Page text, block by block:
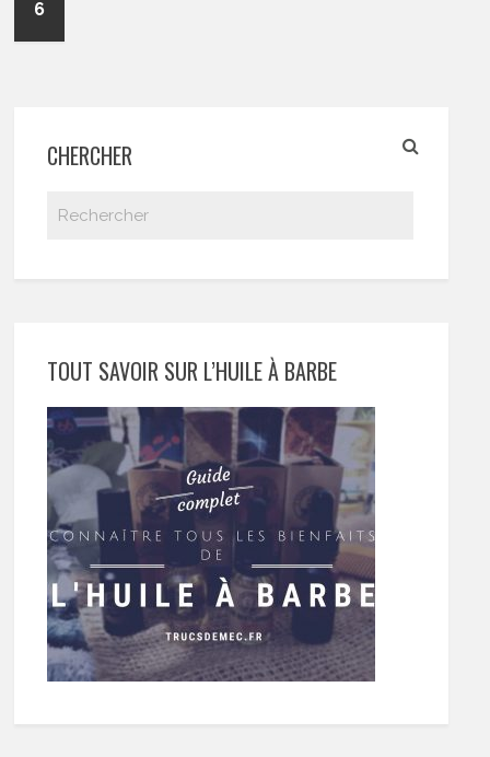
6
CHERCHER
TOUT SAVOIR SUR L’HUILE À BARBE